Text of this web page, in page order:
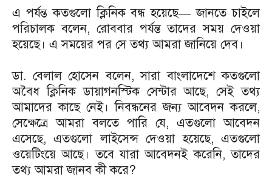
এ পর্যন্ত কতগুলো ক্লিনিক বন্ধ হয়েছে— জানতে চাইলে
পরিচালক বলেন, রোববার পর্যন্ত তাদের সময় দেওয়া
হয়েছে। এ সময়ের পর সে তথ্য আমরা জানিয়ে দেব।
ডা. বেলাল হোসেন বলেন, সারা বাংলাদেশে কতগুলো
অবৈধ ক্লিনিক ডায়াগনস্টিক সেন্টার আছে, সেই তথ্য
আমাদের কাছে নেই। নিবন্ধনের জন্য আবেদন করলে,
সেক্ষেত্রে আমরা বলতে পারি যে, এতগুলো আবেদন
এসেছে, এতগুলো লাইসেন্স দেওয়া হয়েছে, এতগুলো
ওয়েটিংয়ে আছে। তবে যারা আবেদনই করেনি, তাদের
তথ্য আমরা জানব কী করে?